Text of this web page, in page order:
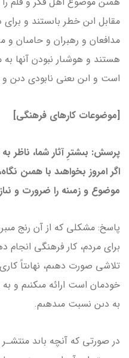
مقابل اىن خطر باىستند و
مدافعان و رهبران و حامىان و
هستند و هوشىار نبودن آن­ها
است و اىن ىعنى نابودى دىن
[موضوعات کارهای فرهنگی]
پرسش: بىشترِ آثار شما، ناظر
اگر امروز بخواهىد با همىن
موضوع و زمىنه را ضرورت و
پاسخ: مشکلى که از آن رنج
براى مردم، کار فرهنگى انجام
تلاشى صورت دهىم، نهاىتاً
خودمان است ارائه مى­کنىم و به
به دىن نسبت مى­دهىم.
در صورتى که آنچه باىد منتشـر